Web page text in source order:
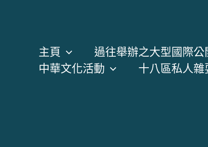
主頁 過往舉辦之大型國際
中華文化活動
十八區私人